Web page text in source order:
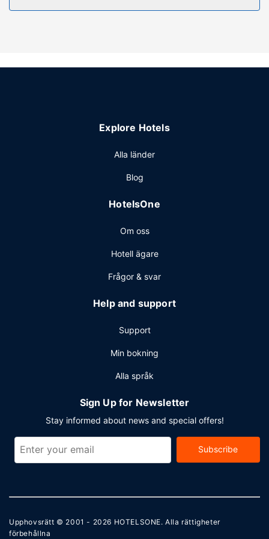
säsongsöppen utomhuspool. Detta hotell har även gratis
service dygnet runt och expressincheckning. Planerar du
konferensutrymmen på upp till 170 kvadratmeter,
Explore Hotels
Alla länder
Blog
HotelsOne
Om oss
Hotell ägare
Frågor & svar
Help and support
Support
Min bokning
Alla språk
Sign Up for Newsletter
Stay informed about news and special offers!
Subscribe
Upphovsrätt © 2001 - 2026 HOTELSONE. Alla rättigheter
förbehållna